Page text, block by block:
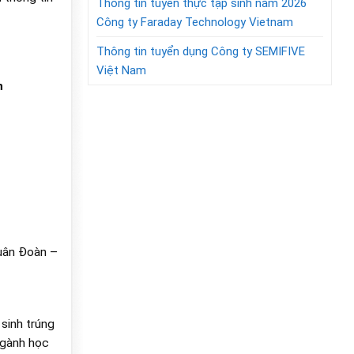
Đoàn –
trúng
học
Thông tin tuyển thực tập sinh năm 2026
Công ty Faraday Technology Vietnam
Thông tin tuyển dụng Công ty SEMIFIVE
Việt Nam